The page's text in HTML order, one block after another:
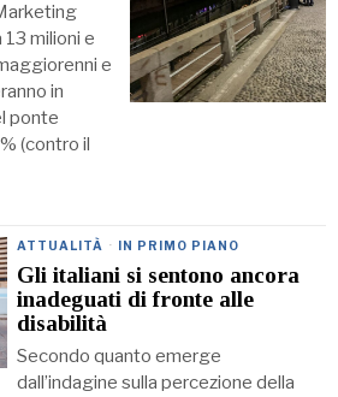
13 milioni e
e
in
ponte
(contro il
ATTUALITÀ · IN PRIMO PIANO
Gli italiani si sentono ancora
inadeguati di fronte alle
disabilità
Secondo quanto emerge
dall’indagine sulla percezione della